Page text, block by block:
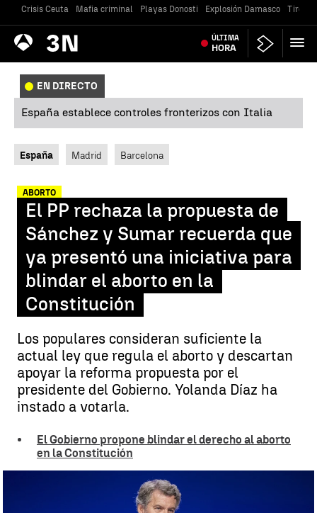
Crisis Ceuta Mafia criminal Playas Donosti Explosión Damasco Tiroteo
Antena
3 Noticias ÚLTIMA
HORA
EN DIRECTO
España establece controles fronterizos con Italia
España Madrid Barcelona
ABORTO
El PP rechaza la propuesta de
Sánchez y Sumar recuerda que
ya presentó una iniciativa para
blindar el aborto en la
Constitución
Los populares consideran suficiente la
actual ley que regula el aborto y descartan
apoyar la reforma propuesta por el
presidente del Gobierno. Yolanda Díaz ha
instado a votarla.
El Gobierno propone blindar el derecho al aborto
en la Constitución
El PP rechaza la propuesta de Sánchez y Sumar recuerda que ya
presentó una iniciativa para blindar el aborto en la Constitución |